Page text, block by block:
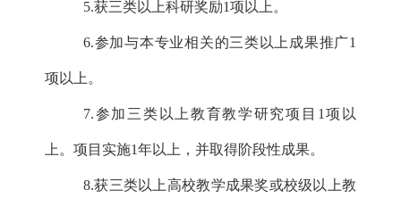
5.获三类以上科研奖励1项以上。
6.参加与本专业相关的三类以上成果推广1
项以上。
7.参加三类以上教育教学研究项目1项以
上。项目实施1年以上，并取得阶段性成果。
8.获三类以上高校教学成果奖或校级以上教